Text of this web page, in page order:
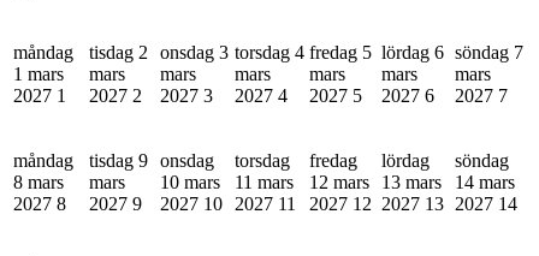
måndag
1 mars
2027 1
tisdag 2
mars
2027 2
onsdag 3
mars
2027 3
torsdag 4
mars
2027 4
fredag 5
mars
2027 5
lördag 6
mars
2027 6
söndag 7
mars
2027 7
måndag
8 mars
2027 8
tisdag 9
mars
2027 9
onsdag
10 mars
2027 10
torsdag
11 mars
2027 11
fredag
12 mars
2027 12
lördag
13 mars
2027 13
söndag
14 mars
2027 14